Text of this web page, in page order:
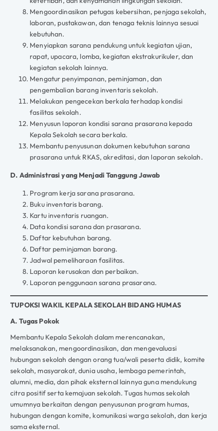
Mengoordinasikan petugas kebersihan, penjaga sekolah,
laboran, pustakawan, dan tenaga teknis lainnya sesuai
kebutuhan.
Menyiapkan sarana pendukung untuk kegiatan ujian,
rapat, upacara, lomba, kegiatan ekstrakurikuler, dan
kegiatan sekolah lainnya.
Mengatur penyimpanan, peminjaman, dan
pengembalian barang inventaris sekolah.
Melakukan pengecekan berkala terhadap kondisi
fasilitas sekolah.
Menyusun laporan kondisi sarana prasarana kepada
Kepala Sekolah secara berkala.
Membantu penyusunan dokumen kebutuhan sarana
prasarana untuk RKAS, akreditasi, dan laporan sekolah.
D. Administrasi yang Menjadi Tanggung Jawab
Program kerja sarana prasarana.
Buku inventaris barang.
Kartu inventaris ruangan.
Data kondisi sarana dan prasarana.
Daftar kebutuhan barang.
Daftar peminjaman barang.
Jadwal pemeliharaan fasilitas.
Laporan kerusakan dan perbaikan.
Laporan penggunaan sarana prasarana.
TUPOKSI WAKIL KEPALA SEKOLAH BIDANG HUMAS
A. Tugas Pokok
Membantu Kepala Sekolah dalam merencanakan,
melaksanakan, mengoordinasikan, dan mengevaluasi
hubungan sekolah dengan orang tua/wali peserta didik, komite
sekolah, masyarakat, dunia usaha, lembaga pemerintah,
alumni, media, dan pihak eksternal lainnya guna mendukung
citra positif serta kemajuan sekolah. Tugas humas sekolah
umumnya berkaitan dengan penyusunan program humas,
hubungan dengan komite, komunikasi warga sekolah, dan kerja
sama eksternal.